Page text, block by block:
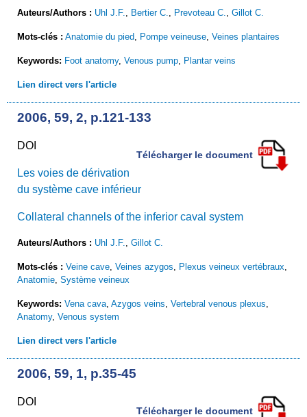
Auteurs/Authors : Uhl J.F. Bertier C. Prevoteau C. Gillot C.
Mots-clés : Anatomie du pied Pompe veineuse Veines plantaires
Keywords: Foot anatomy, Venous pump Plantar veins
Lien direct vers l'article
2006, 59, 2, p.121-133
DOI
Télécharger le document
Les voies de dérivation
du système cave inférieur
Collateral channels of the inferior caval system
Auteurs/Authors : Uhl J.F. Gillot C.
Mots-clés : Veine cave Veines azygos Plexus veineux vertébraux
Anatomie Système veineux
Keywords: Vena cava Azygos veins Vertebral venous plexus
Anatomy, Venous system
Lien direct vers l'article
2006, 59, 1, p.35-45
DOI
Télécharger le document